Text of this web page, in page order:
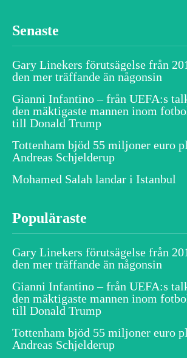
Senaste
Gary Linekers förutsägelse från
den mer träffande än någonsin
Gianni Infantino – från UEFA:s
den mäktigaste mannen inom
till Donald Trump
Tottenham bjöd 55 miljoner euro
Andreas Schjelderup
Mohamed Salah landar i Istanbul
Populäraste
Gary Linekers förutsägelse från
den mer träffande än någonsin
Gianni Infantino – från UEFA:s
den mäktigaste mannen inom
till Donald Trump
Tottenham bjöd 55 miljoner euro
Andreas Schjelderup